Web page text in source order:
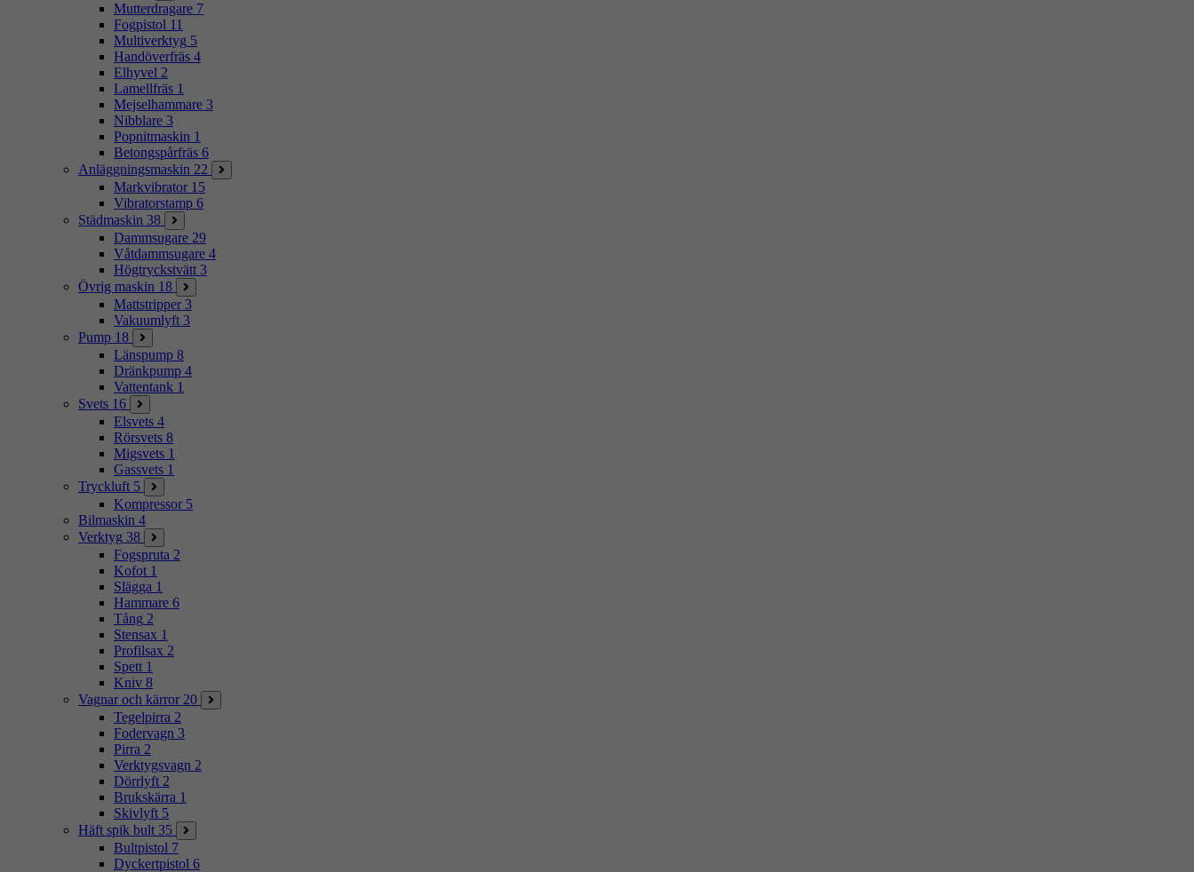
Mutterdragare 7
Fogpistol 11
Multiverktyg 5
Handöverfräs 4
Elhyvel 2
Lamellfräs 1
Mejselhammare 3
Nibblare 3
Popnitmaskin 1
Betongspårfräs 6
Anläggningsmaskin 22
Markvibrator 15
Vibratorstamp 6
Städmaskin 38
Dammsugare 29
Våtdammsugare 4
Högtryckstvätt 3
Övrig maskin 18
Mattstripper 3
Vakuumlyft 3
Pump 18
Länspump 8
Dränkpump 4
Vattentank 1
Svets 16
Elsvets 4
Rörsvets 8
Migsvets 1
Gassvets 1
Tryckluft 5
Kompressor 5
Bilmaskin 4
Verktyg 38
Fogspruta 2
Kofot 1
Slägga 1
Hammare 6
Tång 2
Stensax 1
Profilsax 2
Spett 1
Kniv 8
Vagnar och kärror 20
Tegelpirra 2
Fodervagn 3
Pirra 2
Verktygsvagn 2
Dörrlyft 2
Brukskärra 1
Skivlyft 5
Häft spik bult 35
Bultpistol 7
Dyckertpistol 6